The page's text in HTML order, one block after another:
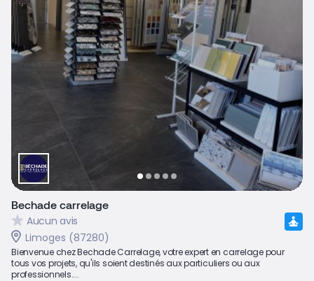
Bechade carrelage
Aucun avis
Limoges (87280)
Bienvenue chez Bechade Carrelage, votre expert en carrelage pour
tous vos projets, qu'ils soient destinés aux particuliers ou aux
professionnels....